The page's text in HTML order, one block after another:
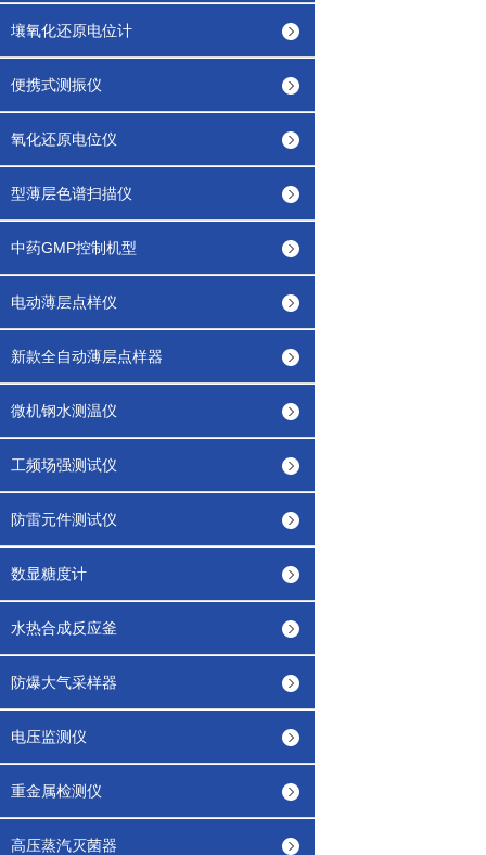
壤氧化还原电位计
便携式测振仪
氧化还原电位仪
型薄层色谱扫描仪
中药GMP控制机型
电动薄层点样仪
新款全自动薄层点样器
微机钢水测温仪
工频场强测试仪
防雷元件测试仪
数显糖度计
水热合成反应釜
防爆大气采样器
电压监测仪
重金属检测仪
高压蒸汽灭菌器